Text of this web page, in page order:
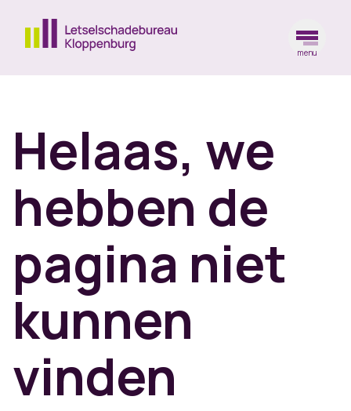
menu
Helaas, we
hebben de
pagina niet
kunnen
vinden